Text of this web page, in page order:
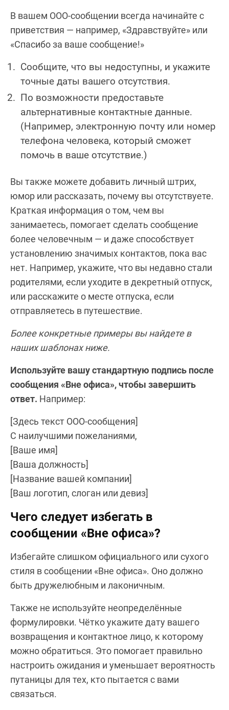
В вашем OOO-сообщении всегда начинайте с
приветствия — например, «Здравствуйте» или
«Спасибо за ваше сообщение!»
Сообщите, что вы недоступны, и укажите
точные даты вашего отсутствия.
По возможности предоставьте
альтернативные контактные данные.
(Например, электронную почту или номер
телефона человека, который сможет
помочь в ваше отсутствие.)
Вы также можете добавить личный штрих,
юмор или рассказать, почему вы отсутствуете.
Краткая информация о том, чем вы
занимаетесь, помогает сделать сообщение
более человечным — и даже способствует
установлению значимых контактов, пока вас
нет. Например, укажите, что вы недавно стали
родителями, если уходите в декретный отпуск,
или расскажите о месте отпуска, если
отправляетесь в путешествие.
Более конкретные примеры вы найдете в
наших шаблонах ниже.
Используйте вашу стандартную подпись после
сообщения «Вне офиса», чтобы завершить
ответ. Например:
[Здесь текст OOO-сообщения]
С наилучшими пожеланиями,
[Ваше имя]
[Ваша должность]
[Название вашей компании]
[Ваш логотип, слоган или девиз]
Чего следует избегать в
сообщении «Вне офиса»?
Избегайте слишком официального или сухого
стиля в сообщении «Вне офиса». Оно должно
быть дружелюбным и лаконичным.
Также не используйте неопределённые
формулировки. Чётко укажите дату вашего
возвращения и контактное лицо, к которому
можно обратиться. Это помогает правильно
настроить ожидания и уменьшает вероятность
путаницы для тех, кто пытается с вами
связаться.